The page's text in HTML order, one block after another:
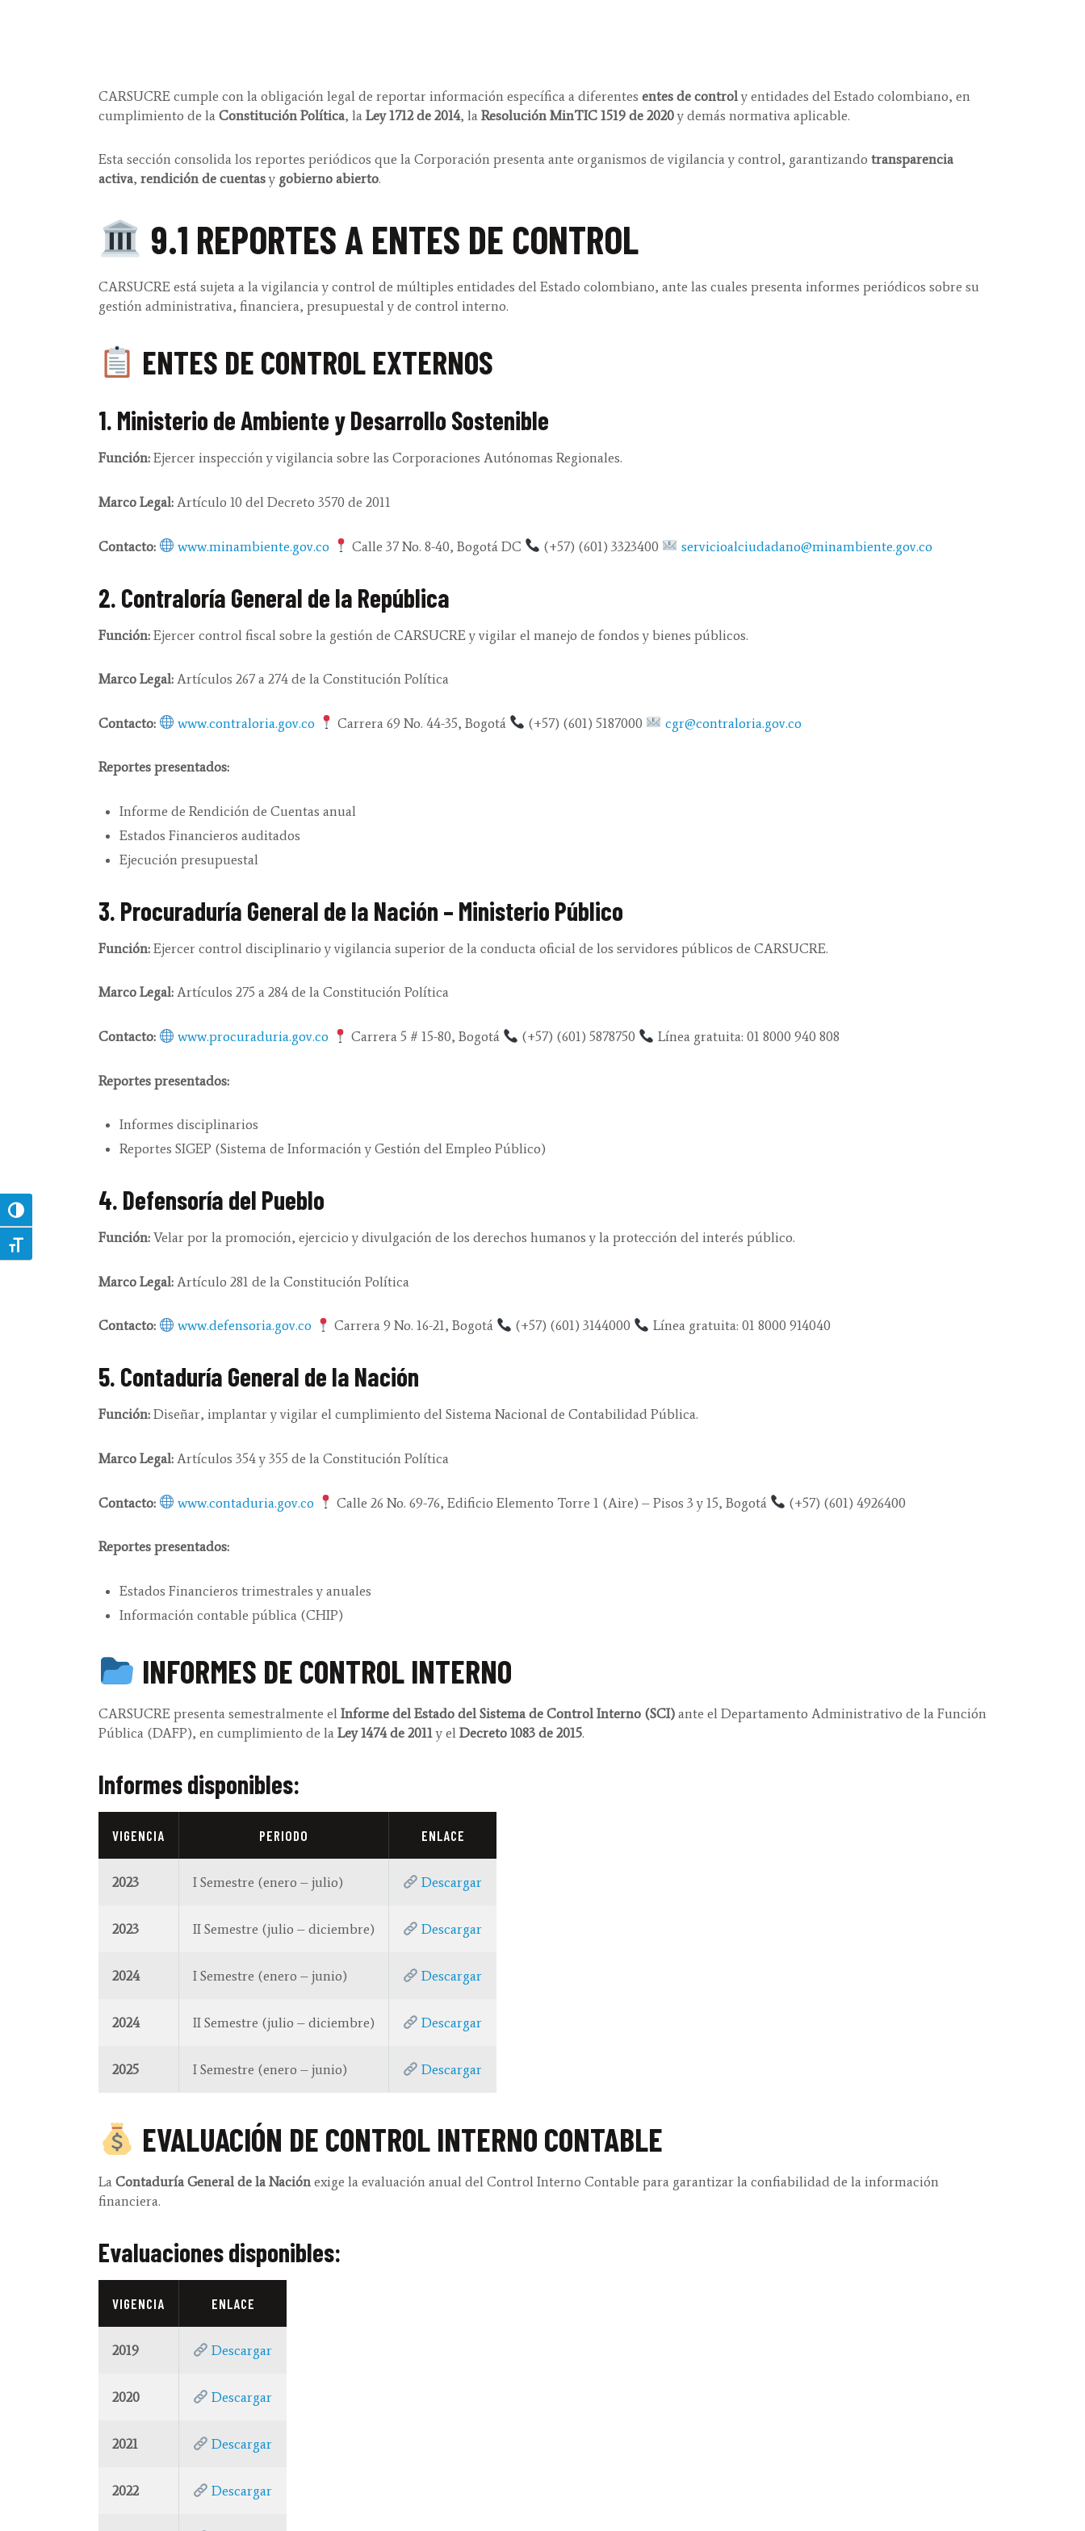
Toggle High Contrast
Toggle Font size
CARSUCRE cumple con la obligación legal de reportar información específica a diferentes entes de controly entidades del Estado colombiano, en
cumplimiento de la Constitución Política, la Ley 1712 de 2014, la Resolución MinTIC 1519 de 2020y demás normativa aplicable.
Esta sección consolida los reportes periódicos que la Corporación presenta ante organismos de vigilancia y control, garantizando transparencia
activa, rendición de cuentasy gobierno abierto.
9.1 REPORTES A ENTES DE CONTROL
CARSUCRE está sujeta a la vigilancia y control de múltiples entidades del Estado colombiano, ante las cuales presenta informes periódicos sobre su
gestión administrativa, financiera, presupuestal y de control interno.
ENTES DE CONTROL EXTERNOS
1. Ministerio de Ambiente y Desarrollo Sostenible
Función: Ejercer inspección y vigilancia sobre las Corporaciones Autónomas Regionales.
Marco Legal: Artículo 10 del Decreto 3570 de 2011
Contacto: www.minambiente.gov.co Calle 37 No. 8-40, Bogotá DC (+57) (601) 3323400 servicioalciudadano@minambiente.gov.co
2. Contraloría General de la República
Función: Ejercer control fiscal sobre la gestión de CARSUCRE y vigilar el manejo de fondos y bienes públicos.
Marco Legal: Artículos 267 a 274 de la Constitución Política
Contacto: www.contraloria.gov.co Carrera 69 No. 44-35, Bogotá (+57) (601) 5187000 cgr@contraloria.gov.co
Reportes presentados:
Informe de Rendición de Cuentas anual
Estados Financieros auditados
Ejecución presupuestal
3. Procuraduría General de la Nación – Ministerio Público
Función: Ejercer control disciplinario y vigilancia superior de la conducta oficial de los servidores públicos de CARSUCRE.
Marco Legal: Artículos 275 a 284 de la Constitución Política
Contacto: www.procuraduria.gov.co Carrera 5 # 15-80, Bogotá (+57) (601) 5878750 Línea gratuita: 01 8000 940 808
Reportes presentados:
Informes disciplinarios
Reportes SIGEP (Sistema de Información y Gestión del Empleo Público)
4. Defensoría del Pueblo
Función: Velar por la promoción, ejercicio y divulgación de los derechos humanos y la protección del interés público.
Marco Legal: Artículo 281 de la Constitución Política
Contacto: www.defensoria.gov.co Carrera 9 No. 16-21, Bogotá (+57) (601) 3144000 Línea gratuita: 01 8000 914040
5. Contaduría General de la Nación
Función: Diseñar, implantar y vigilar el cumplimiento del Sistema Nacional de Contabilidad Pública.
Marco Legal: Artículos 354 y 355 de la Constitución Política
Contacto: www.contaduria.gov.co Calle 26 No. 69-76, Edificio Elemento Torre 1 (Aire) – Pisos 3 y 15, Bogotá (+57) (601) 4926400
Reportes presentados:
Estados Financieros trimestrales y anuales
Información contable pública (CHIP)
INFORMES DE CONTROL INTERNO
CARSUCRE presenta semestralmente el Informe del Estado del Sistema de Control Interno (SCI) ante el Departamento Administrativo de la Función
Pública (DAFP), en cumplimiento de la Ley 1474 de 2011 y el Decreto 1083 de 2015.
Informes disponibles:
VIGENCIA PERIODO ENLACE
2023 I Semestre (enero – julio) Descargar
2023 II Semestre (julio – diciembre) Descargar
2024 I Semestre (enero – junio) Descargar
2024 II Semestre (julio – diciembre) Descargar
2025 I Semestre (enero – junio) Descargar
EVALUACIÓN DE CONTROL INTERNO CONTABLE
La Contaduría General de la Nación exige la evaluación anual del Control Interno Contable para garantizar la confiabilidad de la información
financiera.
Evaluaciones disponibles:
VIGENCIA ENLACE
2019 Descargar
2020 Descargar
2021 Descargar
2022 Descargar